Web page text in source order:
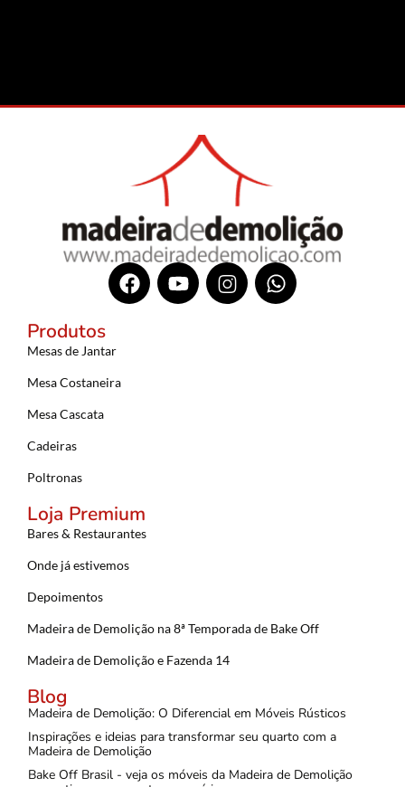
Produtos
Mesas de Jantar
Mesa Costaneira
Mesa Cascata
Cadeiras
Poltronas
Loja Premium
Bares & Restaurantes
Onde já estivemos
Depoimentos
Madeira de Demolição na 8ª Temporada de Bake Off
Madeira de Demolição e Fazenda 14
Blog
Madeira de Demolição: O Diferencial em Móveis Rústicos
Inspirações e ideias para transformar seu quarto com a
Madeira de Demolição
Bake Off Brasil - veja os móveis da Madeira de Demolição